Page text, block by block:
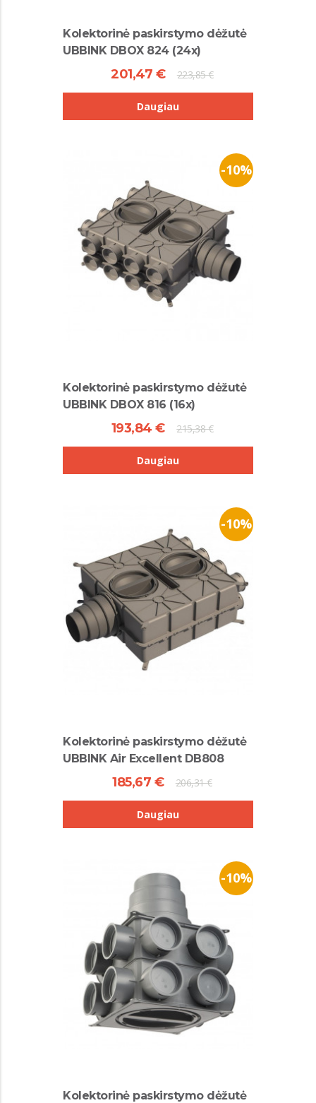
Kolektorinė paskirstymo dėžutė
UBBINK DBOX 824 (24x)
201,47 € 223,85 €
Daugiau
-10%
Kolektorinė paskirstymo dėžutė
UBBINK DBOX 816 (16x)
193,84 € 215,38 €
Daugiau
-10%
Kolektorinė paskirstymo dėžutė
UBBINK Air Excellent DB808
185,67 € 206,31 €
Daugiau
-10%
Kolektorinė paskirstymo dėžutė